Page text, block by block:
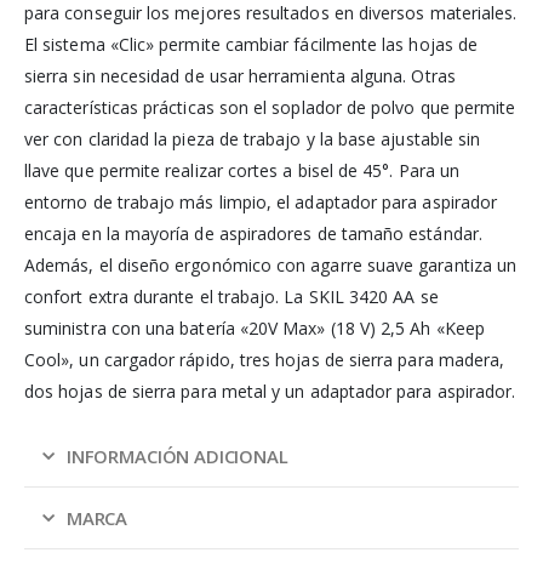
para conseguir los mejores resultados en diversos materiales.
El sistema «Clic» permite cambiar fácilmente las hojas de
sierra sin necesidad de usar herramienta alguna. Otras
características prácticas son el soplador de polvo que permite
ver con claridad la pieza de trabajo y la base ajustable sin
llave que permite realizar cortes a bisel de 45°. Para un
entorno de trabajo más limpio, el adaptador para aspirador
encaja en la mayoría de aspiradores de tamaño estándar.
Además, el diseño ergonómico con agarre suave garantiza un
confort extra durante el trabajo. La SKIL 3420 AA se
suministra con una batería «20V Max» (18 V) 2,5 Ah «Keep
Cool», un cargador rápido, tres hojas de sierra para madera,
dos hojas de sierra para metal y un adaptador para aspirador.
INFORMACIÓN ADICIONAL
MARCA